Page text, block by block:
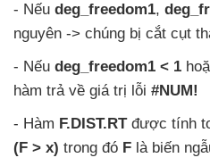
- Nếu deg_freedom1,
nguyên -> chúng bị cắt cụt
- Nếu deg_freedom1 < 1
hàm trả về giá trị lỗi #NUM!
- Hàm F.DIST.RT được tính
(F > x) trong đó F là biến